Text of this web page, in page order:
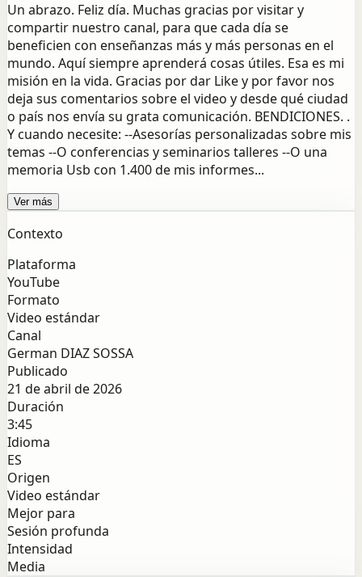
Un abrazo. Feliz día. Muchas gracias por visitar y
compartir nuestro canal, para que cada día se
beneficien con enseñanzas más y más personas en el
mundo. Aquí siempre aprenderá cosas útiles. Esa es mi
misión en la vida. Gracias por dar Like y por favor nos
deja sus comentarios sobre el video y desde qué ciudad
o país nos envía su grata comunicación. BENDICIONES. .
Y cuando necesite: --Asesorías personalizadas sobre mis
temas --O conferencias y seminarios talleres --O una
memoria Usb con 1.400 de mis informes...
Ver más
Contexto
Plataforma
YouTube
Formato
Video estándar
Canal
German DIAZ SOSSA
Publicado
21 de abril de 2026
Duración
3:45
Idioma
ES
Origen
Video estándar
Mejor para
Sesión profunda
Intensidad
Media